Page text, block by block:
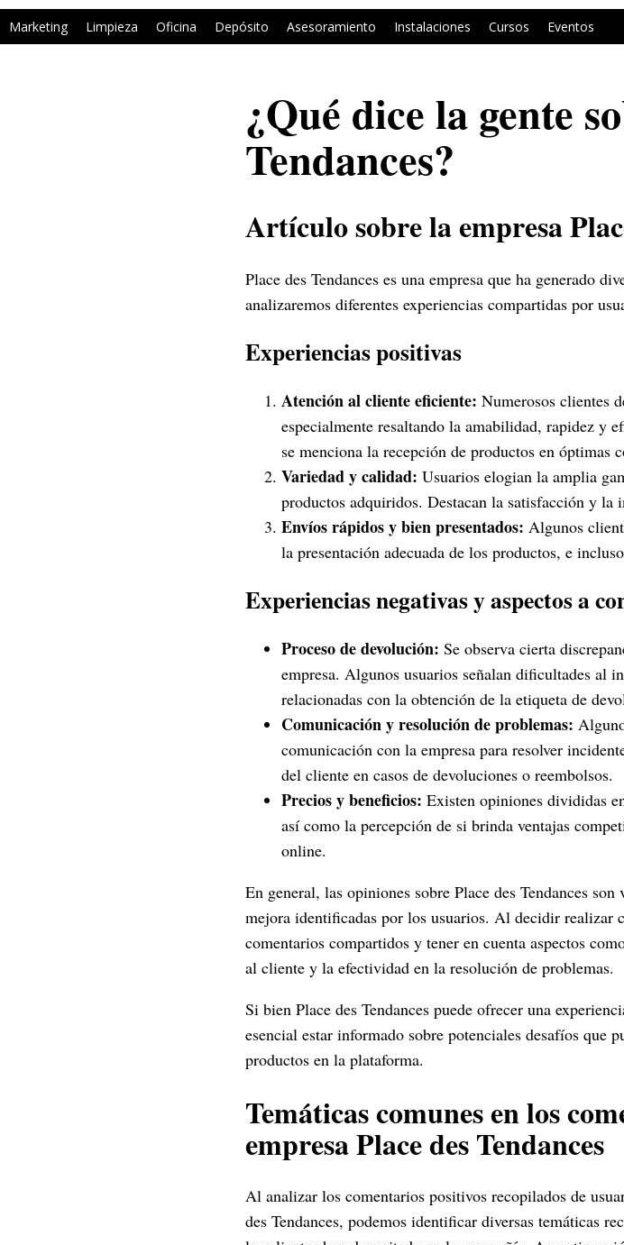
Marketing Limpieza Oficina Depósito Asesoramiento Instalaciones Cursos Eventos
¿Qué dice la gente
Tendances?
Artículo sobre la empresa
Place des Tendances es una empresa que ha generado
analizaremos diferentes experiencias compartidas por
Experiencias positivas
Atención al cliente eficiente: Numerosos clientes
especialmente resaltando la amabilidad, rapidez y
se menciona la recepción de productos en óptimas
Variedad y calidad: Usuarios elogian la amplia
productos adquiridos. Destacan la satisfacción y la
Envíos rápidos y bien presentados: Algunos
la presentación adecuada de los productos, e
Experiencias negativas y aspectos a
Proceso de devolución: Se observa cierta
empresa. Algunos usuarios señalan dificultades al
relacionadas con la obtención de la etiqueta de
Comunicación y resolución de problemas:
comunicación con la empresa para resolver
del cliente en casos de devoluciones o reembolsos.
Precios y beneficios: Existen opiniones divididas
así como la percepción de si brinda ventajas
online.
En general, las opiniones sobre Place des Tendances
mejora identificadas por los usuarios. Al decidir realizar
comentarios compartidos y tener en cuenta aspectos
al cliente y la efectividad en la resolución de problemas.
Si bien Place des Tendances puede ofrecer una
esencial estar informado sobre potenciales desafíos que
productos en la plataforma.
Temáticas comunes en los
empresa Place des Tendances
Al analizar los comentarios positivos recopilados de
des Tendances, podemos identificar diversas temáticas